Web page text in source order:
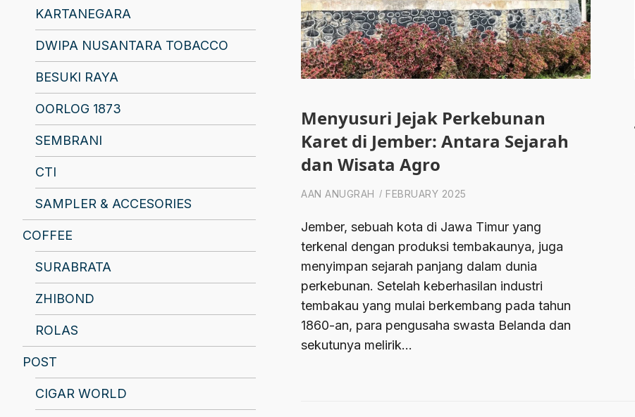
KARTANEGARA
DWIPA NUSANTARA TOBACCO
BESUKI RAYA
OORLOG 1873
SEMBRANI
CTI
SAMPLER & ACCESORIES
COFFEE
SURABRATA
ZHIBOND
ROLAS
POST
CIGAR WORLD
Menyusuri Jejak Perkebunan
Karet di Jember: Antara Sejarah
dan Wisata Agro
AAN ANUGRAH FEBRUARY 2025
Jember, sebuah kota di Jawa Timur yang
terkenal dengan produksi tembakaunya, juga
menyimpan sejarah panjang dalam dunia
perkebunan. Setelah keberhasilan industri
tembakau yang mulai berkembang pada tahun
1860-an, para pengusaha swasta Belanda dan
sekutunya melirik…